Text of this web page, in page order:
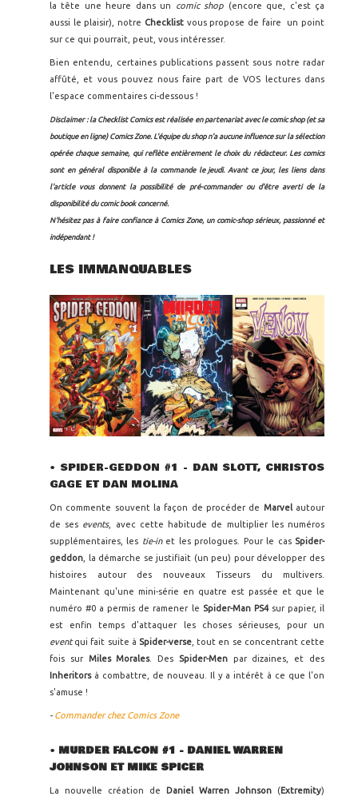
la tête une heure dans un
comic shop (encore que, c'est ça
aussi le plaisir), notre Checklist vous propose de faire un point
sur ce qui pourrait, peut, vous intéresser.
Bien entendu, certaines publications passent sous notre radar
affûté, et vous pouvez nous faire part de VOS lectures dans
l'espace commentaires ci-dessous !
Disclaimer : la Checklist Comics est réalisée en partenariat avec le comic shop (et sa
boutique en ligne)Comics Zone. L'équipe du shop n'a aucune influence sur la sélection
opérée chaque semaine, qui reflète entièrement le choix du rédacteur. Les comics
sont en général disponible à la commande le jeudi. Avant ce jour, les liens dans
l'article vous donnent la possibilité de pré-commander ou d'être averti de la
disponibilité du comic book concerné.
N'hésitez pas à faire confiance à Comics Zone, un comic-shop sérieux, passionné et
indépendant !
LES IMMANQUABLES
• SPIDER-GEDDON #1 - DAN SLOTT, CHRISTOS
GAGE ET DAN MOLINA
On commente souvent la façon de procéder de Marvel autour
de ses events, avec cette habitude de multiplier les numéros
supplémentaires, les tie-inet les prologues. Pour le cas Spider-
geddon , la démarche se justifiait (un peu) pour développer des
histoires autour des nouveaux Tisseurs du multivers.
Maintenant qu'une mini-série en quatre est passée et que le
numéro #0 a permis de ramener le Spider-Man PS4 sur papier, il
est enfin temps d'attaquer les choses sérieuses, pour un
eventqui fait suite à Spider-verse , tout en se concentrant cette
fois sur Miles Morales. Des Spider-Menpar dizaines, et des
Inheritorsà combattre, de nouveau. Il y a intérêt à ce que l'on
s'amuse !
- Commander chez Comics Zone
• MURDER FALCON #1 - DANIEL WARREN
JOHNSON ET MIKE SPICER
La nouvelle création de Daniel Warren Johnson (Extremity)